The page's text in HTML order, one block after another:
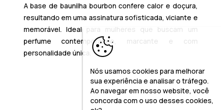
A base de baunilha bourbon confere calor e doçura,
resultando em uma assinatura sofisticada, viciante e
memorável. Ideal para mulheres que buscam um
perfume contemporâneo, marcante e com
personalidade única.
Nós usamos cookies para melhorar
sua experiência e analisar o tráfego.
Ao navegar em nosso website, você
concorda com o uso desses cookies,